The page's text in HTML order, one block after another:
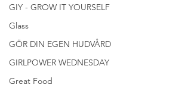
GIY - GROW IT YOURSELF
Glass
GÖR DIN EGEN HUDVÅRD
GIRLPOWER WEDNESDAY
Great Food